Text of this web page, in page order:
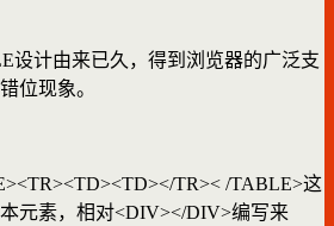
设计由来已久，得到浏览器的广泛支
位现象。
TR>< /TABLE>这
元素，相对<DIV></DIV>编写来